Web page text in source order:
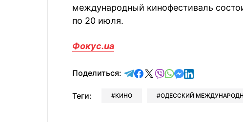
международный кинофестиваль
по 20 июля.
Фокус.ua
Поделиться: отправить в Telegram
поделиться в Facebook
поделиться в X
отправить в Viber
отправить в
отправить в
отправить в
Теги: КИНО ОДЕССКИЙ